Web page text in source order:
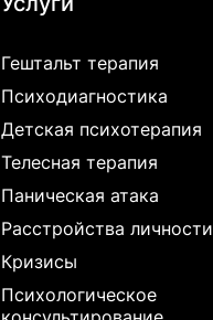
Гештальт терапия
Психодиагностика
Детская психотерапия
Телесная терапия
Паническая атака
Расстройства личности
Кризисы
Психологическое